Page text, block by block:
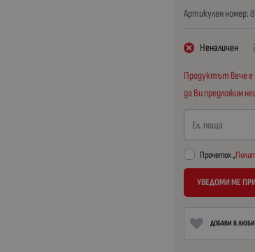
Артикулен номер:
Неналичен
Продуктът вече е
да Ви предложим
Ел. поща
Прочетох „
УВЕДОМИ МЕ
ДОБАВИ В